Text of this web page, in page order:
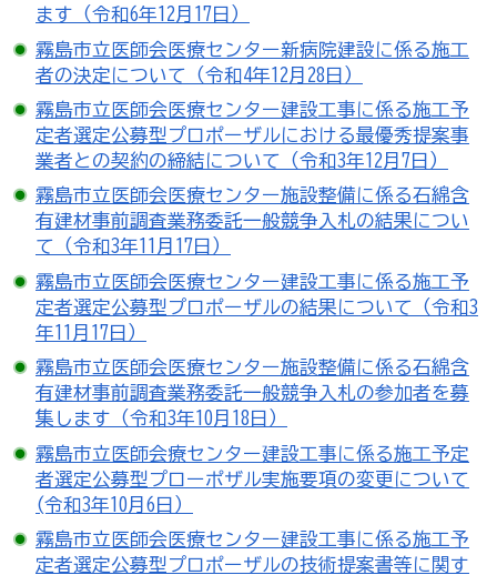
ます（令和6年12月17日）
霧島市立医師会医療センター新病院建設に係る施工
者の決定について（令和4年12月28日）
霧島市立医師会医療センター建設工事に係る施工予
定者選定公募型プロポーザルにおける最優秀提案事
業者との契約の締結について（令和3年12月7日）
霧島市立医師会医療センター施設整備に係る石綿含
有建材事前調査業務委託一般競争入札の結果につい
て（令和3年11月17日）
霧島市立医師会医療センター建設工事に係る施工予
定者選定公募型プロポーザルの結果について（令和3
年11月17日）
霧島市立医師会医療センター施設整備に係る石綿含
有建材事前調査業務委託一般競争入札の参加者を募
集します（令和3年10月18日）
霧島市立医師会療センター建設工事に係る施工予定
者選定公募型プローポザル実施要項の変更について
(令和3年10月6日）
霧島市立医師会医療センター建設工事に係る施工予
定者選定公募型プロポーザルの技術提案書等に関す